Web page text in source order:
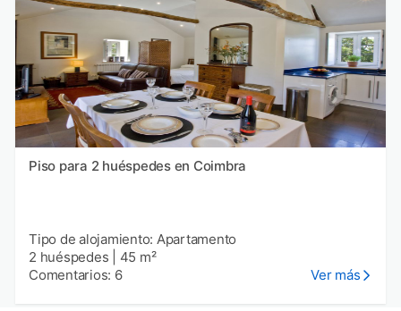
Piso para 2 huéspedes en Coimbra
Tipo de alojamiento: Apartamento
2 huéspedes
45 m²
Comentarios: 6
Ver más